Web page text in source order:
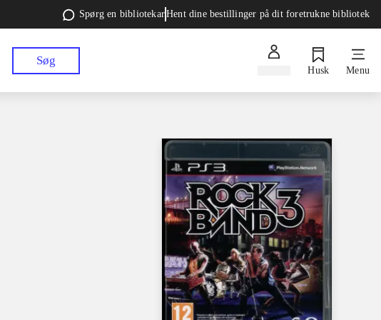
Spørg en bibliotekarHent dine bestillinger på dit foretrukne bibliotek
Søg
Husk Menu